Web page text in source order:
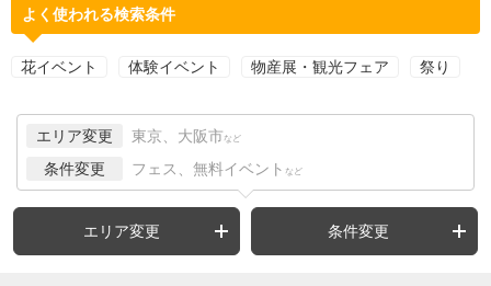
よく使われる検索条件
花イベント 体験イベント 物産展・観光フェア 祭り
エリア変更 東京、大阪市 など
条件変更 フェス、無料イベント など
エリア変更 条件変更